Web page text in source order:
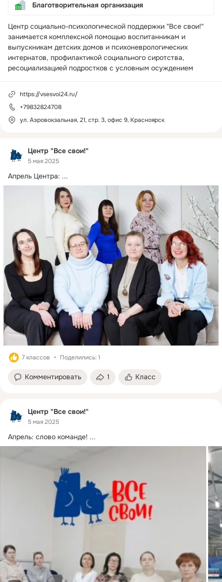
Центр "Все свои!"
5 мая 2025
Апрель Центра: ...
7 классов Поделились: 1
Комментировать 1 Класс
Центр "Все свои!"
5 мая 2025
Апрель: слово команде! ...
Благотворительная организация
Центр социально-психологической поддержки "Все свои!"
занимается комплексной помощью воспитанникам и
выпускникам детских домов и психоневрологических
интернатов, профилактикой социального сиротства,
ресоциализацией подростков с условным осуждением
https://vsesvoi24.ru/
+79832824708
ул. Аэровокзальная, 21, стр. 3, офис 9, Красноярск